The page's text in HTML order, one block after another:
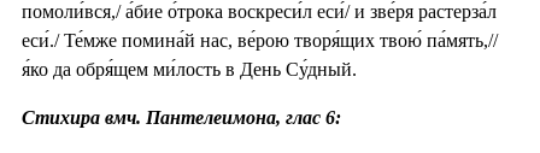
помоли́вся,/ а́бие о́трока воскреси́л еси́/ и зве́ря растерза́л
еси́./ Те́мже помина́й нас, ве́рою творя́щих твою́ па́мять,//
я́ко да обря́щем ми́лость в День Су́дный.
Стихира вмч. Пантелеимона, глас 6: